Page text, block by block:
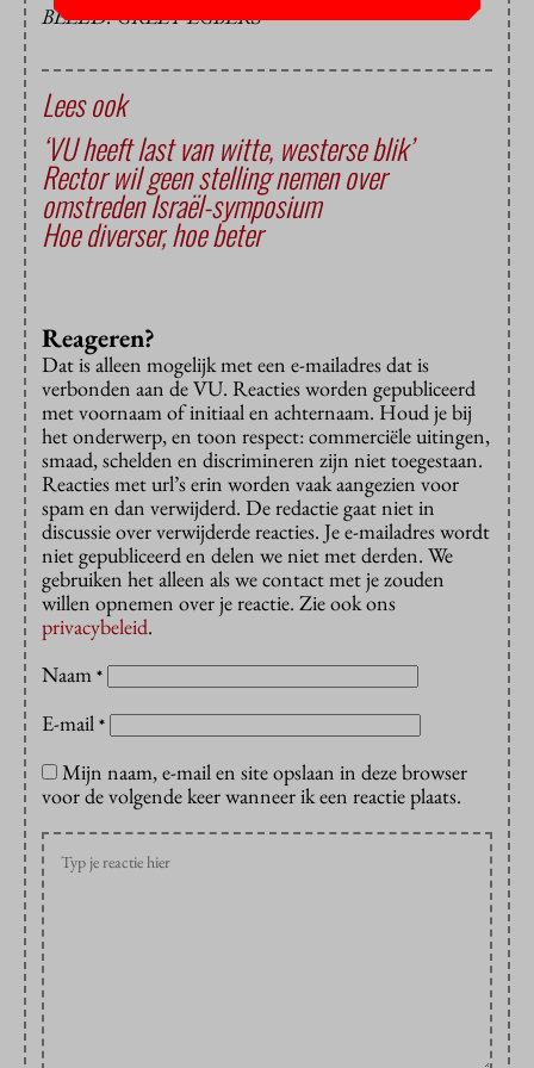
BEELD: GREET EGBERS
Lees ook
‘VU heeft last van witte, westerse blik’
Rector wil geen stelling nemen over
omstreden Israël-symposium
Hoe diverser, hoe beter
Reageren?
Dat is alleen mogelijk met een e-mailadres dat is
verbonden aan de VU. Reacties worden gepubliceerd
met voornaam of initiaal en achternaam. Houd je bij
het onderwerp, en toon respect: commerciële uitingen,
smaad, schelden en discrimineren zijn niet toegestaan.
Reacties met url’s erin worden vaak aangezien voor
spam en dan verwijderd. De redactie gaat niet in
discussie over verwijderde reacties. Je e-mailadres wordt
niet gepubliceerd en delen we niet met derden. We
gebruiken het alleen als we contact met je zouden
willen opnemen over je reactie. Zie ook ons
privacybeleid.
Naam *
E-mail *
Mijn naam, e-mail en site opslaan in deze browser
voor de volgende keer wanneer ik een reactie plaats.